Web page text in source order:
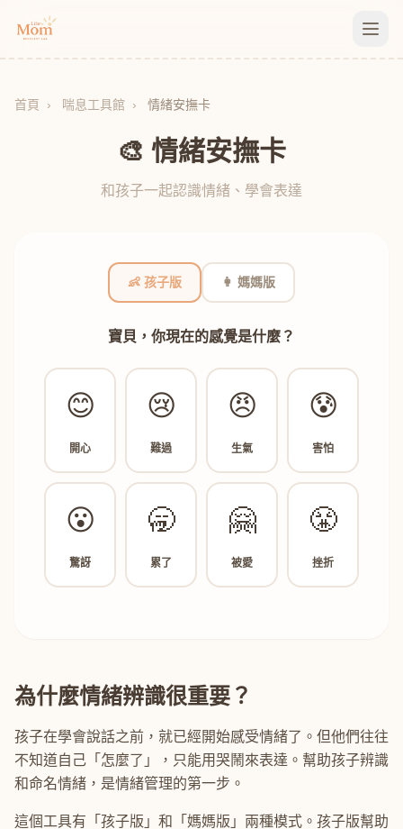
首頁 › 喘息工具館 › 情緒安撫卡
🎨 情緒安撫卡
和孩子一起認識情緒、學會表達
👶 孩子版 👩 媽媽版
寶貝，你現在的感覺是什麼？
😊
開心
😢
難過
😠
生氣
😰
害怕
😮
驚訝
🥱
累了
🤗
被愛
😤
挫折
為什麼情緒辨識很重要？
孩子在學會說話之前，就已經開始感受情緒了。但他們往往
不知道自己「怎麼了」，只能用哭鬧來表達。幫助孩子辨識
和命名情緒，是情緒管理的第一步。
這個工具有「孩子版」和「媽媽版」兩種模式。孩子版幫助